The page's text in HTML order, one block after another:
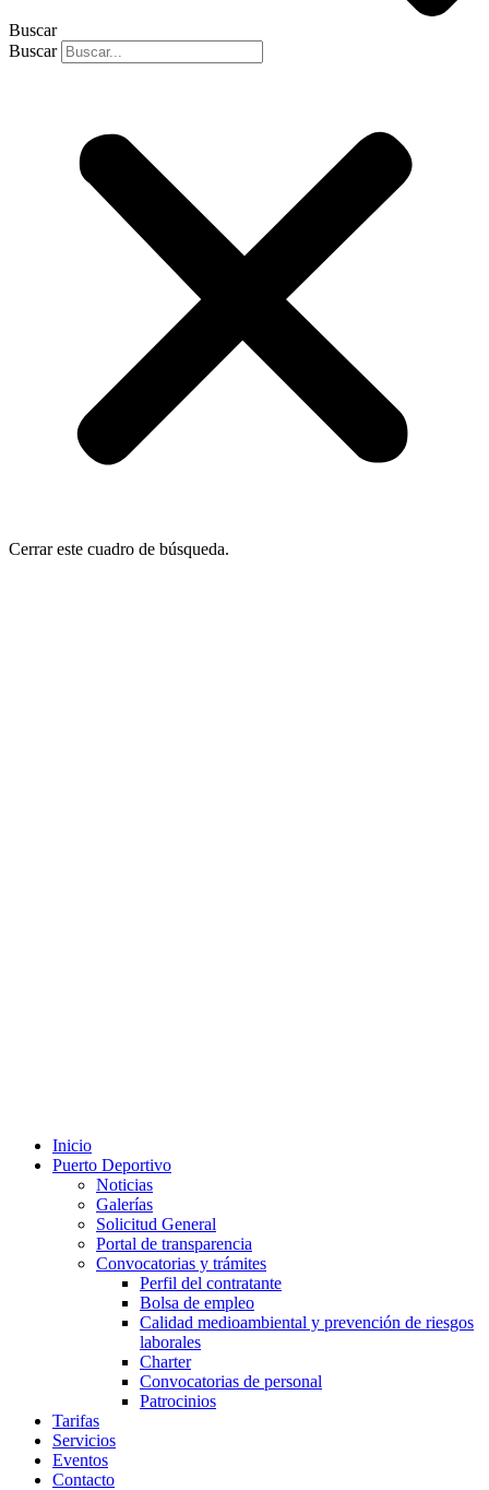
Buscar
Buscar
Cerrar este cuadro de búsqueda.
Inicio
Puerto Deportivo
Noticias
Galerías
Solicitud General
Portal de transparencia
Convocatorias y trámites
Perfil del contratante
Bolsa de empleo
Calidad medioambiental y prevención de riesgos
laborales
Charter
Convocatorias de personal
Patrocinios
Tarifas
Servicios
Eventos
Contacto